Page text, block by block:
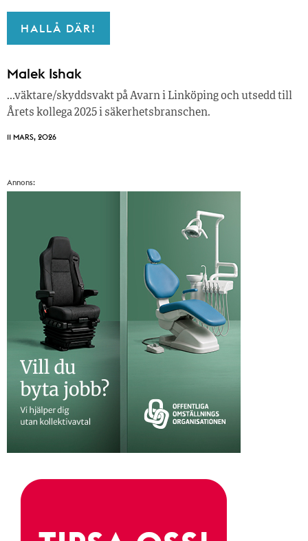
HALLÅ DÄR!
Malek Ishak
…väktare/skyddsvakt på Avarn i Linköping och utsedd till
Årets kollega 2025 i säkerhetsbranschen.
11 MARS, 2026
Annons: